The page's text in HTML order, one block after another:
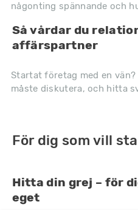
någonting spännande och
Så vårdar du
affärspartner
Startat företag med en
måste diskutera, och hitta
För dig som vill
Hitta din grej – för
eget